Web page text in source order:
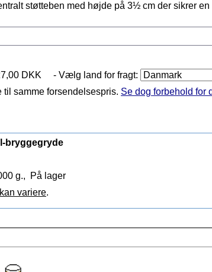
støtteben med højde på 3½ cm der sikrer en
DKK
- Vælg land for fragt:
til samme forsendelsespris. Se dog forbehold for
bryggegryde
g.,
På lager
variere.